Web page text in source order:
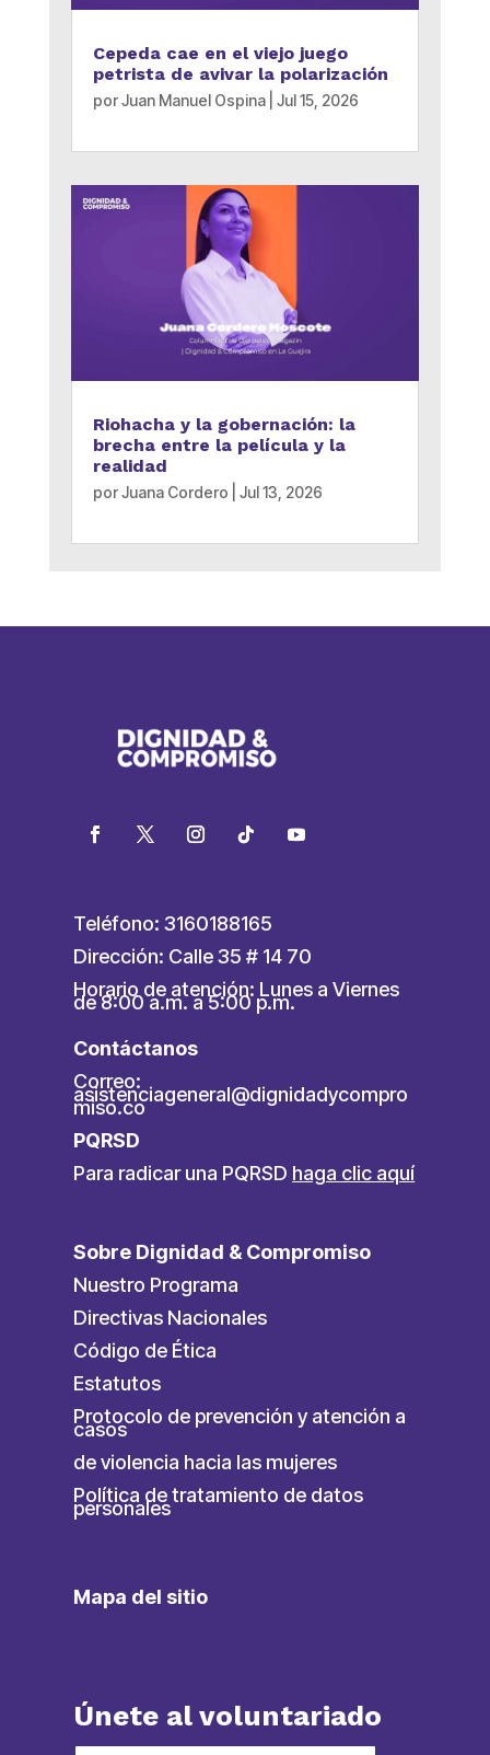
Cepeda cae en el viejo juego
petrista de avivar la polarización
porJuan Manuel Ospina| Jul 15, 2026
Riohacha y la gobernación: la
brecha entre la película y la
realidad
porJuana Cordero Jul 13, 2026
Teléfono: 3160188165
Dirección: Calle 35 # 14 70
Horario de atención: Lunes a Viernes
de 8:00 a.m. a 5:00 p.m.
Contáctanos
Correo:
asistenciageneral@dignidadycompro
miso.co
PQRSD
Para radicar una PQRSD haga clic aquí
Sobre Dignidad & Compromiso
Nuestro Programa
Directivas Nacionales
Código de Ética
Estatutos
Protocolo de prevención y atención a
casos
de violencia hacia las mujeres
Política de tratamiento de datos
personales
Mapa del sitio
Únete al voluntariado